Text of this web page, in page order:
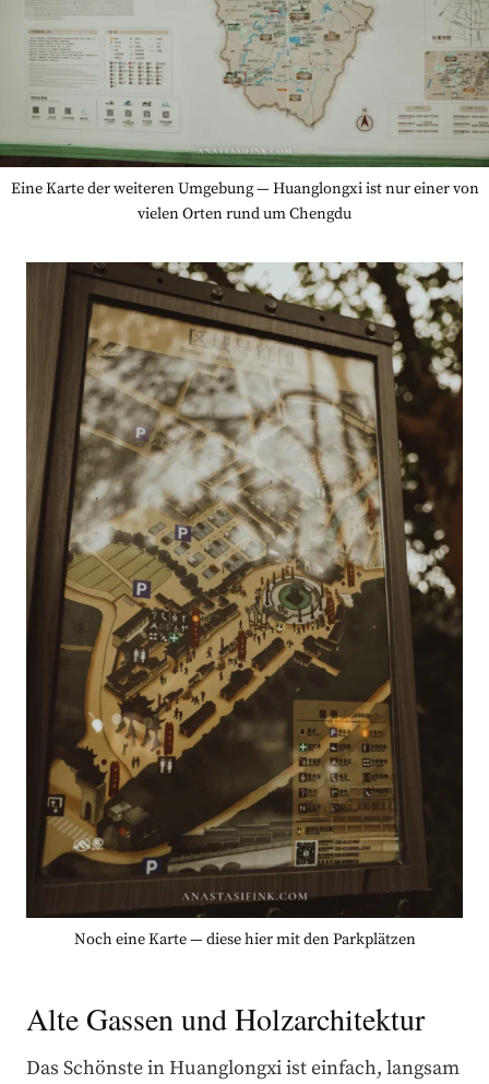
Eine Karte der weiteren Umgebung — Huanglongxi ist nur einer von
vielen Orten rund um Chengdu
Noch eine Karte — diese hier mit den Parkplätzen
Alte Gassen und Holzarchitektur
Das Schönste in Huanglongxi ist einfach, langsam